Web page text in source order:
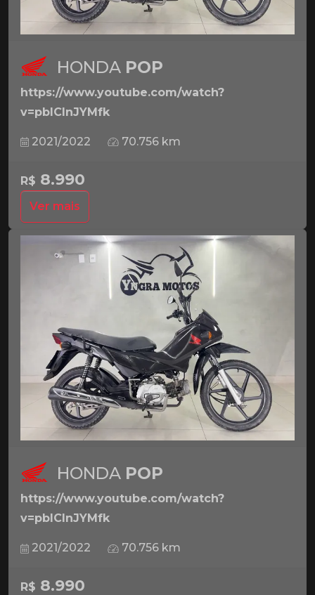
HONDA POP
https://www.youtube.com/watch?
v=pbICInJYMfk
2021/2022 70.756 km
R$ 8.990
Ver mais
HONDA POP
https://www.youtube.com/watch?
v=pbICInJYMfk
2021/2022 70.756 km
R$ 8.990